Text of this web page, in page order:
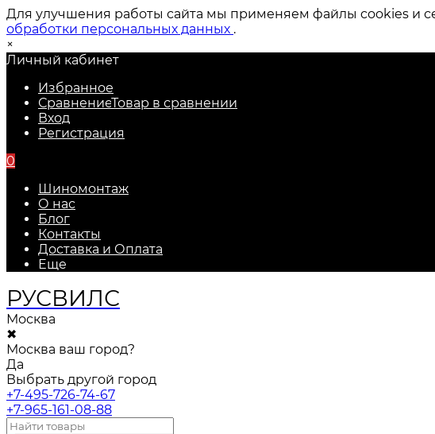
Для улучшения работы сайта мы применяем файлы cookies и
обработки персональных данных .
×
Личный кабинет
Избранное
СравнениеТовар в сравнении
Вход
Регистрация
0
Шиномонтаж
О нас
Блог
Контакты
Доставка и Оплата
Еще
РУСВИЛС
Москва
✖
Москва ваш город?
Да
Выбрать другой город
+7-495-726-74-67
+7-965-161-08-88